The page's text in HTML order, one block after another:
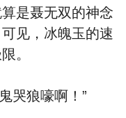
是聂无双的神念
见，冰魄玉的速
。
狼嚎啊！”